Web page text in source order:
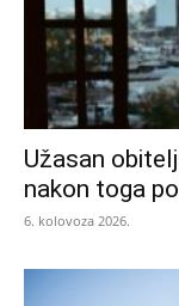
Užasan
nakon toga
6. kolovoza 2026.